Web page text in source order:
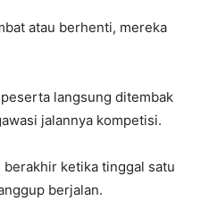
atau berhenti, mereka
langsung ditembak
jalannya kompetisi.
ketika tinggal satu
berjalan.